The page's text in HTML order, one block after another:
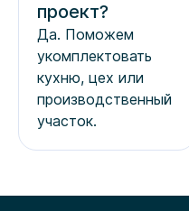
проект?
Да. Поможем
укомплектовать
кухню, цех или
производственный
участок.